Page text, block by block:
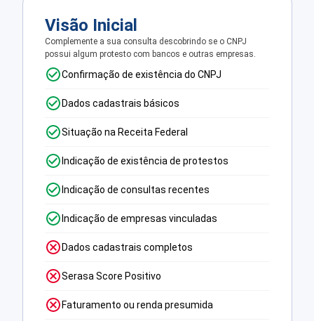
Visão Inicial
Complemente a sua consulta descobrindo se o CNPJ
possui algum protesto com bancos e outras empresas.
Confirmação de existência do CNPJ
Dados cadastrais básicos
Situação na Receita Federal
Indicação de existência de protestos
Indicação de consultas recentes
Indicação de empresas vinculadas
Dados cadastrais completos
Serasa Score Positivo
Faturamento ou renda presumida